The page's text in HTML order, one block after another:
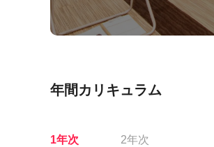
年間カリキュラム
1年次 2年次